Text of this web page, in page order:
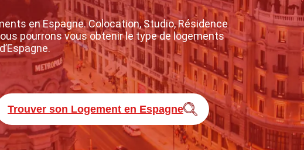
en Espagne. Colocation, Studio, Résidence
pourrons vous obtenir le type de logements
Trouver son Logement en Espagne